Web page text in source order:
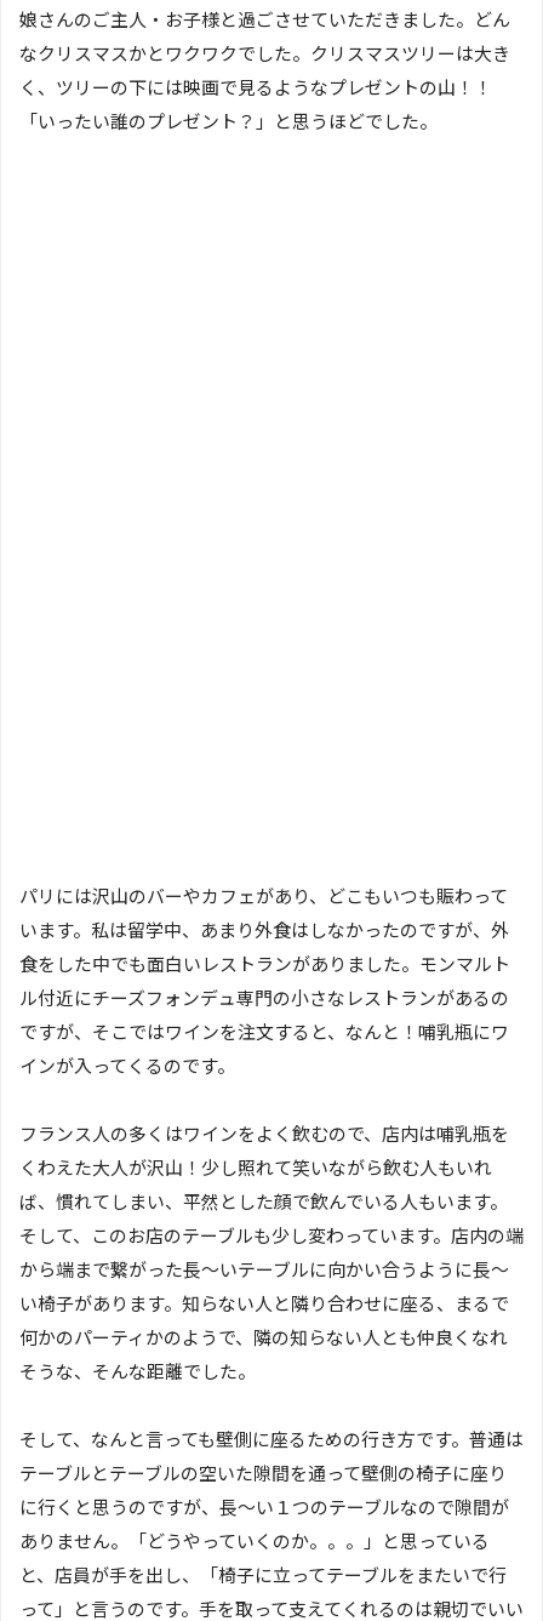
娘さんのご主人・お子様と過ごさせていただきました。どん
なクリスマスかとワクワクでした。クリスマスツリーは大き
く、ツリーの下には映画で見るようなプレゼントの山！！
「いったい誰のプレゼント？」と思うほどでした。
パリには沢山のバーやカフェがあり、どこもいつも賑わって
います。私は留学中、あまり外食はしなかったのですが、外
食をした中でも面白いレストランがありました。モンマルト
ル付近にチーズフォンデュ専門の小さなレストランがあるの
ですが、そこではワインを注文すると、なんと！哺乳瓶にワ
インが入ってくるのです。
フランス人の多くはワインをよく飲むので、店内は哺乳瓶を
くわえた大人が沢山！少し照れて笑いながら飲む人もいれ
ば、慣れてしまい、平然とした顔で飲んでいる人もいます。
そして、このお店のテーブルも少し変わっています。店内の端
から端まで繋がった長～いテーブルに向かい合うように長～
い椅子があります。知らない人と隣り合わせに座る、まるで
何かのパーティかのようで、隣の知らない人とも仲良くなれ
そうな、そんな距離でした。
そして、なんと言っても壁側に座るための行き方です。普通は
テーブルとテーブルの空いた隙間を通って壁側の椅子に座り
に行くと思うのですが、長～い１つのテーブルなので隙間が
ありません。「どうやっていくのか。。。」と思っている
と、店員が手を出し、「椅子に立ってテーブルをまたいで行
って」と言うのです。手を取って支えてくれるのは親切でいい